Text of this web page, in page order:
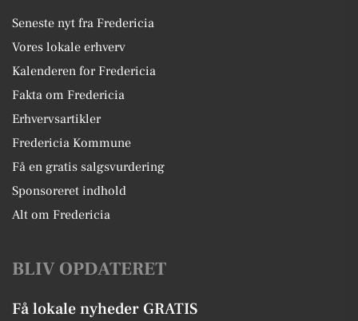
Seneste nyt fra Fredericia
Vores lokale erhverv
Kalenderen for Fredericia
Fakta om Fredericia
Erhvervsartikler
Fredericia Kommune
Få en gratis salgsvurdering
Sponsoreret indhold
Alt om Fredericia
BLIV OPDATERET
Få lokale nyheder GRATIS